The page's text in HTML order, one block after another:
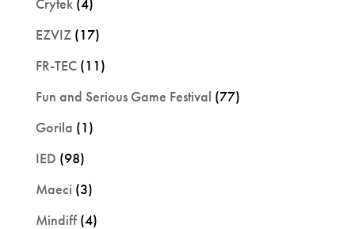
EZVIZ(17)
FR-TEC(11)
Fun and Serious Game Festival (77)
Gorila (1)
IED (98)
Maeci (3)
Mindiff(4)